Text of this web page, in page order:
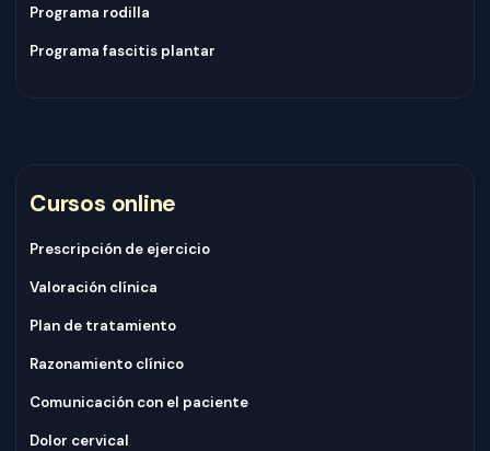
Programa rodilla
Programa fascitis plantar
Cursos online
Prescripción de ejercicio
Valoración clínica
Plan de tratamiento
Razonamiento clínico
Comunicación con el paciente
Dolor cervical